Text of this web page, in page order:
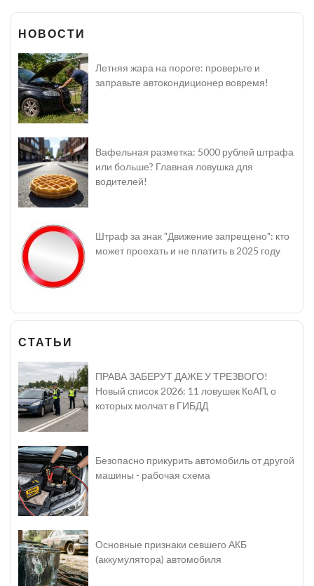
НОВОСТИ
Летняя жара на пороге: проверьте и
заправьте автокондиционер вовремя!
Вафельная разметка: 5000 рублей штрафа
или больше? Главная ловушка для
водителей!
Штраф за знак "Движение запрещено": кто
может проехать и не платить в 2025 году
СТАТЬИ
ПРАВА ЗАБЕРУТ ДАЖЕ У ТРЕЗВОГО!
Новый список 2026: 11 ловушек КоАП, о
которых молчат в ГИБДД
Безопасно прикурить автомобиль от другой
машины - рабочая схема
Основные признаки севшего АКБ
(аккумулятора) автомобиля